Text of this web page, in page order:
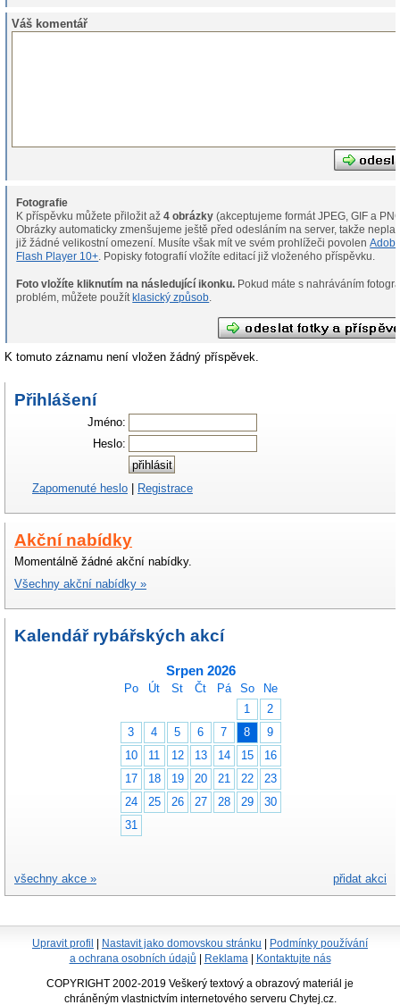
Váš komentář
Fotografie
K příspěvku můžete přiložit až4 obrázky (akceptujeme formát JPEG, GIF a
Obrázky automaticky zmenšujeme ještě před odesláním na server, takže
již žádné velikostní omezení. Musíte však mít ve svém prohlížeči povolen
Flash Player 10+ . Popisky fotografií vložíte editací již vloženého příspěvku.
Foto vložíte kliknutím na následující ikonku.
problém, můžete použít klasický způsob.
K tomuto záznamu není vložen žádný příspěvek.
Přihlášení
Jméno:
Heslo:
Zapomenuté heslo Registrace
Akční nabídky
Momentálně žádné akční nabídky.
Všechny akční nabídky »
Kalendář rybářských akcí
Srpen 2026
Po Út St Čt Pá So
Ne
1
2
3
4 5 6 7 8
9
10
11 12 13 14 15
16
17
18 19 20 21 22
23
24
25 26 27 28 29
30
31
přidat akci
všechny akce »
Upravit profil Nastavit jako domovskou stránku
Podmínky používání
a ochrana osobních údajů
Reklama Kontaktujte nás
COPYRIGHT 2002-2019 Veškerý textový a obrazový materiál je
chráněným vlastnictvím internetového serveru Chytej.cz.